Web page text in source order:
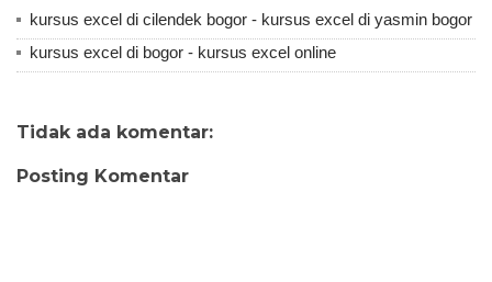
kursus excel di cilendek bogor - kursus excel di yasmin bogor
kursus excel di bogor - kursus excel online
Tidak ada komentar:
Posting Komentar